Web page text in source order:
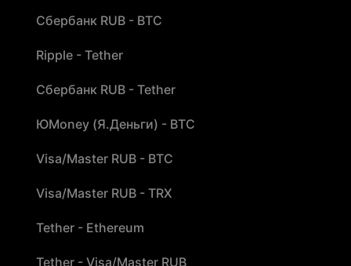
Сбербанк RUB - BTC
Ripple - Tether
Сбербанк RUB - Tether
ЮMoney (Я.Деньги) - BTC
Visa/Master RUB - BTC
Visa/Master RUB - TRX
Tether - Ethereum
Tether - Visa/Master RUB